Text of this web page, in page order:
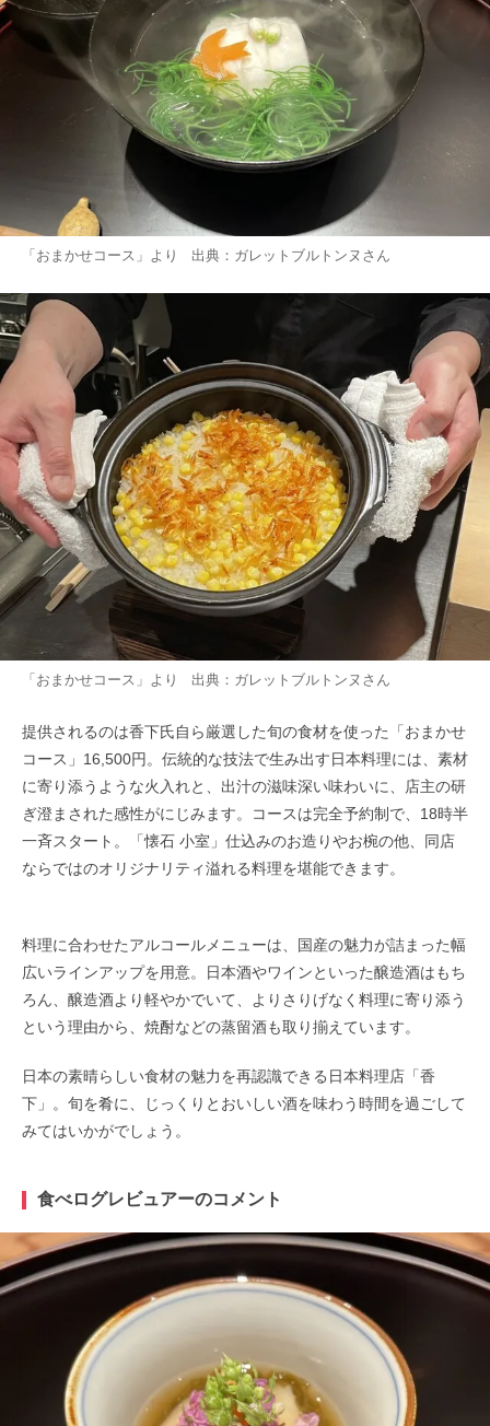
「おまかせコース」より 出典： ガレットブルトンヌ さん
「おまかせコース」より 出典： ガレットブルトンヌ さん
提供されるのは香下氏自ら厳選した旬の食材を使った「おまかせ
コース」16,500円。伝統的な技法で生み出す日本料理には、素材
に寄り添うような火入れと、出汁の滋味深い味わいに、店主の研
ぎ澄まされた感性がにじみます。コースは完全予約制で、18時半
一斉スタート。「懐石 小室」仕込みのお造りやお椀の他、同店
ならではのオリジナリティ溢れる料理を堪能できます。
料理に合わせたアルコールメニューは、国産の魅力が詰まった幅
広いラインアップを用意。日本酒やワインといった醸造酒はもち
ろん、醸造酒より軽やかでいて、よりさりげなく料理に寄り添う
という理由から、焼酎などの蒸留酒も取り揃えています。
日本の素晴らしい食材の魅力を再認識できる日本料理店「香
下」。旬を肴に、じっくりとおいしい酒を味わう時間を過ごして
みてはいかがでしょう。
食べログレビュアーのコメント